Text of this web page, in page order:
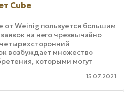
Cube
от Weinig пользуется большим
на него чрезвычайно
возбуждает множество
которыми могут
продавцы. Вот как, ...
15.07.2021